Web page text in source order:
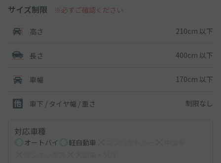
サイズ制限 ※必ずご確認ください
高さ 210cm 以下
長さ 400cm 以下
車幅 170cm 以下
車下 / タイヤ幅 / 重さ 制限なし
対応車種
オートバイ 軽自動車